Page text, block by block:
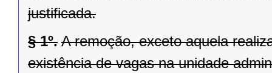
justificada.
§ 1º. A remoção, exceto aquela
existência de vagas na unidade